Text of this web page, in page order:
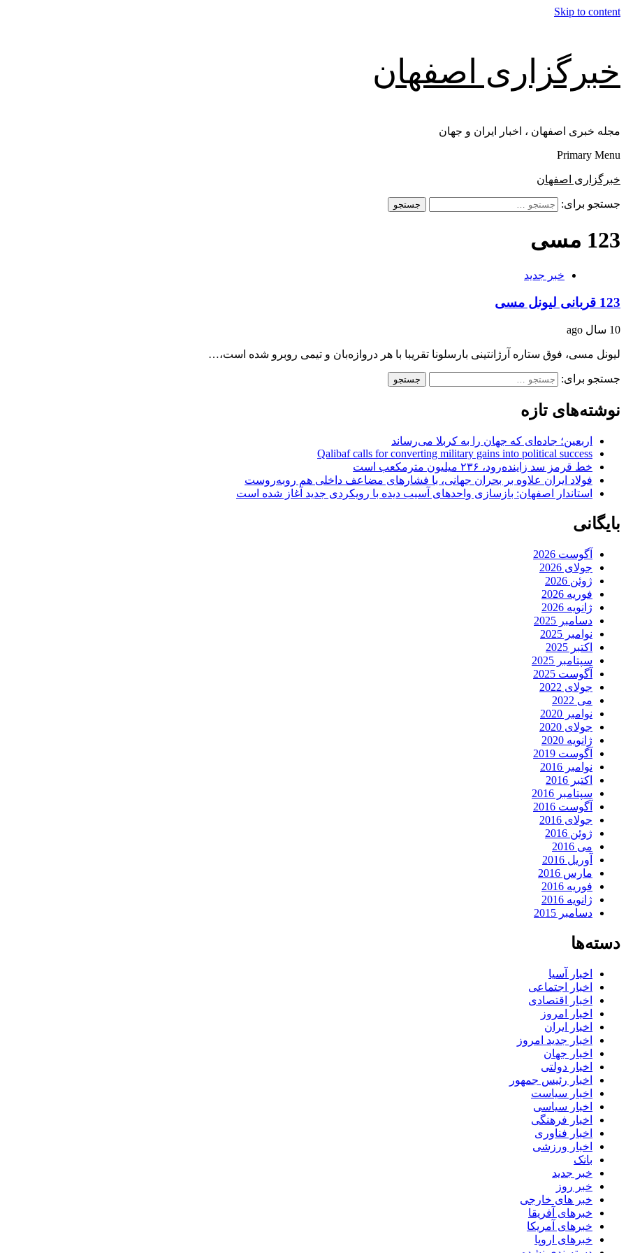
Skip to content
خبرگزاری اصفهان
مجله خبری اصفهان ، اخبار ایران و جهان
Primary Menu
خبرگزاری اصفهان
جستجو برای:
123 مسی
خبر جدید
123 قربانی لیونل مسی
10 سال ago
لیونل مسی، فوق ستاره آرژانتینی بارسلونا تقریبا با هر د‌ر‌وازه‌بان‌ و تیمی روبرو شده است،…
جستجو برای:
نوشته‌های تازه
اربعین؛ جاده‌ای که جهان را به کربلا می‌رساند
Qalibaf calls for converting military gains into political success
خط قرمز سد زاینده‌رود، ۲۳۶ میلیون مترمکعب است
فولاد ایران علاوه بر بحران جهانی، با فشارهای مضاعف داخلی هم روبه‌روست
استاندار اصفهان: بازسازی واحدهای آسیب دیده با رویکردی جدید آغاز شده است
بایگانی
آگوست 2026
جولای 2026
ژوئن 2026
فوریه 2026
ژانویه 2026
دسامبر 2025
نوامبر 2025
اکتبر 2025
سپتامبر 2025
آگوست 2025
جولای 2022
می 2022
نوامبر 2020
جولای 2020
ژانویه 2020
آگوست 2019
نوامبر 2016
اکتبر 2016
سپتامبر 2016
آگوست 2016
جولای 2016
ژوئن 2016
می 2016
آوریل 2016
مارس 2016
فوریه 2016
ژانویه 2016
دسامبر 2015
دسته‌ها
اخبار آسیا
اخبار اجتماعی
اخبار اقتصادی
اخبار امروز
اخبار ایران
اخبار جدید امروز
اخبار جهان
اخبار دولتی
اخبار رئیس جمهور
اخبار سیاست
اخبار سیاسی
اخبار فرهنگی
اخبار فناوری
اخبار ورزشی
بانک
خبر جدید
خبر روز
خبر های خارجی
خبرهای آفریقا
خبرهای آمریکا
خبرهای اروپا